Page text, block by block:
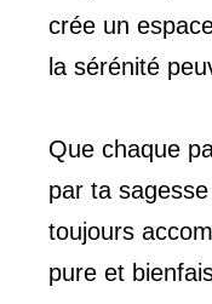
crée un
la sérénité
Que chaque
par ta
toujours
pure et